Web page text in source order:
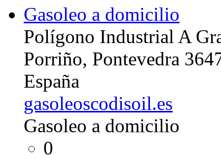
Gasoleo a domicilio
Polígono Industrial A
Porriño, Pontevedra
España
gasoleoscodisoil.es
Gasoleo a domicilio
0